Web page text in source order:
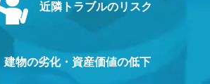
近隣トラブルのリスク
建物の劣化・資産価値の低下